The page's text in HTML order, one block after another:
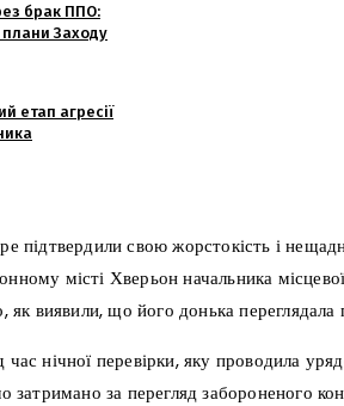
брак ППО:
Заходу
етап агресії
підтвердили свою жорстокість і
місті Хверьон начальника
як виявили, що його донька переглядала
час нічної перевірки, яку проводила
затримано за перегляд забороненого